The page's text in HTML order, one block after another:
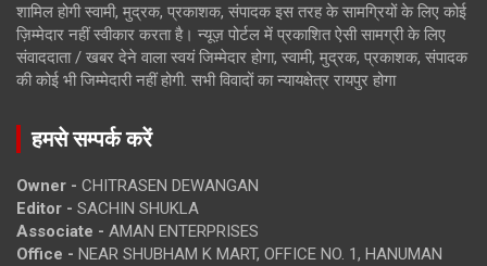
शामिल होगी स्वामी, मुद्रक, प्रकाशक, संपादक इस तरह के सामग्रियों के लिए कोई
ज़िम्मेदार नहीं स्वीकार करता है। न्यूज़ पोर्टल में प्रकाशित ऐसी सामग्री के लिए
संवाददाता / खबर देने वाला स्वयं जिम्मेदार होगा, स्वामी, मुद्रक, प्रकाशक, संपादक
की कोई भी जिम्मेदारी नहीं होगी. सभी विवादों का न्यायक्षेत्र रायपुर होगा
हमसे सम्पर्क करें
Owner - CHITRASEN DEWANGAN
Editor - SACHIN SHUKLA
Associate - AMAN ENTERPRISES
Office - NEAR SHUBHAM K MART, OFFICE NO. 1, HANUMAN